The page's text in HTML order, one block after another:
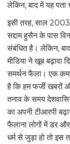
लेकिन, बाद में यह पता
इसी तरह, साल 2003
सद्दाम हुसैन के पास
संबंधित है। लेकिन,
मीडिया ने खूब बढ़ावा
समर्थन फैला। एक
है कि हम फर्जी
तनाव के समय
का अपनी टीआरपी
फैलाना लोगों में डर
धर्म से जुड़ा हो तो इस